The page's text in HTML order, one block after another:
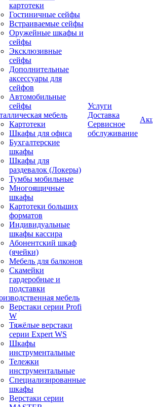
картотеки
Гостиничные сейфы
Встраиваемые сейфы
Оружейные шкафы и
сейфы
Эксклюзивные
сейфы
Дополнительные
аксессуары для
сейфов
Автомобильные
сейфы
мебель
Картотеки
Шкафы для офиса
Бухгалтерские
шкафы
Шкафы для
раздевалок (Локеры)
Тумбы мобильные
Многоящичные
шкафы
Картотеки больших
форматов
Индивидуальные
шкафы кассира
Абонентский шкаф
(ячейки)
Мебель для балконов
Скамейки
гардеробные и
подставки
мебель
Верстаки серии Profi
W
Тяжёлые верстаки
серии Expert WS
Шкафы
инструментальные
Тележки
инструментальные
Cпециализированные
шкафы
Верстаки серии
Услуги
Доставка
Сервисное
обслуживание